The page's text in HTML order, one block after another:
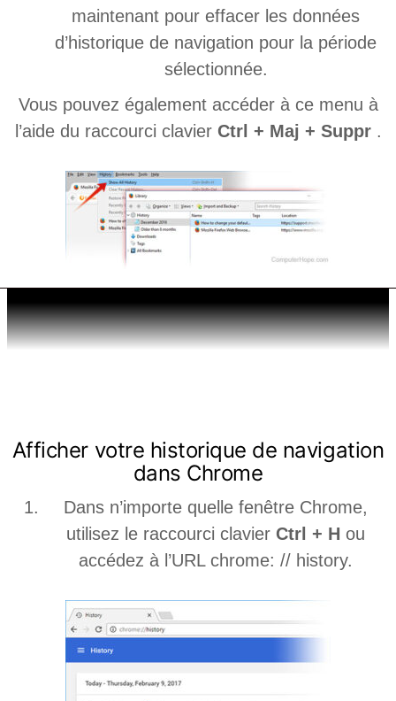
maintenant pour effacer les données
d’historique de navigation pour la période
sélectionnée.
Vous pouvez également accéder à ce menu à
l’aide du raccourci clavier Ctrl + Maj + Suppr.
Afficher votre historique de navigation
dans Chrome
Dans n’importe quelle fenêtre Chrome,
utilisez le raccourci clavier Ctrl + H ou
accédez à l’URL chrome: // history.